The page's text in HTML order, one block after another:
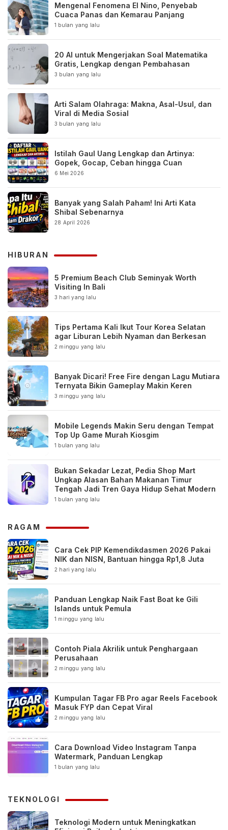
Mengenal Fenomena El Nino, Penyebab
Cuaca Panas dan Kemarau Panjang
1 bulan yang lalu
20 AI untuk Mengerjakan Soal Matematika
Gratis, Lengkap dengan Pembahasan
3 bulan yang lalu
Arti Salam Olahraga: Makna, Asal-Usul, dan
Viral di Media Sosial
3 bulan yang lalu
Istilah Gaul Uang Lengkap dan Artinya:
Gopek, Gocap, Ceban hingga Cuan
6 Mei 2026
Banyak yang Salah Paham! Ini Arti Kata
Shibal Sebenarnya
28 April 2026
HIBURAN
5 Premium Beach Club Seminyak Worth
Visiting In Bali
3 hari yang lalu
Tips Pertama Kali Ikut Tour Korea Selatan
agar Liburan Lebih Nyaman dan Berkesan
2 minggu yang lalu
Banyak Dicari! Free Fire dengan Lagu Mutiara
Ternyata Bikin Gameplay Makin Keren
3 minggu yang lalu
Mobile Legends Makin Seru dengan Tempat
Top Up Game Murah Kiosgim
1 bulan yang lalu
Bukan Sekadar Lezat, Pedia Shop Mart
Ungkap Alasan Bahan Makanan Timur
Tengah Jadi Tren Gaya Hidup Sehat Modern
1 bulan yang lalu
RAGAM
Cara Cek PIP Kemendikdasmen 2026 Pakai
NIK dan NISN, Bantuan hingga Rp1,8 Juta
2 hari yang lalu
Panduan Lengkap Naik Fast Boat ke Gili
Islands untuk Pemula
1 minggu yang lalu
Contoh Piala Akrilik untuk Penghargaan
Perusahaan
2 minggu yang lalu
Kumpulan Tagar FB Pro agar Reels Facebook
Masuk FYP dan Cepat Viral
2 minggu yang lalu
Cara Download Video Instagram Tanpa
Watermark, Panduan Lengkap
1 bulan yang lalu
TEKNOLOGI
Teknologi Modern untuk Meningkatkan